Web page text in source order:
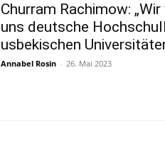
Churram Rachimow:
uns deutsche
usbekischen
Annabel Rosin - 26. Mai 2023